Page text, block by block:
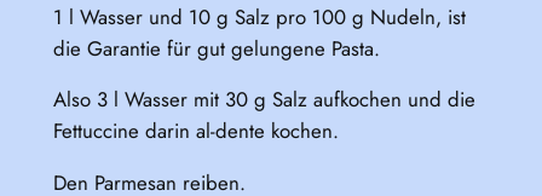
1 l Wasser und 10 g Salz pro 100 g Nudeln, ist
die Garantie für gut gelungene Pasta.
Also 3 l Wasser mit 30 g Salz aufkochen und die
Fettuccine darin al-dente kochen.
Den Parmesan reiben.